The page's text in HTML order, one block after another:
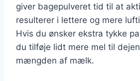
giver bagepulveret tid til at
resulterer i lettere og mere
Hvis du ønsker ekstra tykke
du tilføje lidt mere mel til
mængden af mælk.